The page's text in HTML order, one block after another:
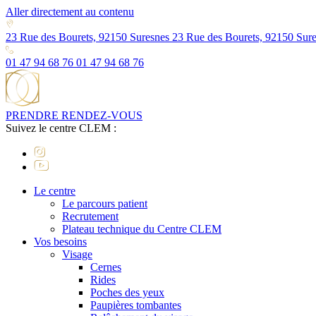
Aller directement au contenu
23 Rue des Bourets, 92150 Suresnes 23 Rue des Bourets, 92150
01 47 94 68 76 01 47 94 68 76
PRENDRE RENDEZ-VOUS
Suivez le centre CLEM :
Le centre
Le parcours patient
Recrutement
Plateau technique du Centre CLEM
Vos besoins
Visage
Cernes
Rides
Poches des yeux
Paupières tombantes